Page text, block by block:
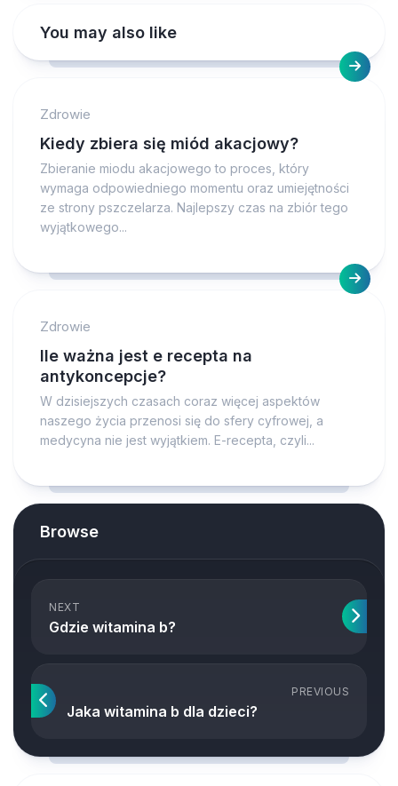
You may also like
Zdrowie
Kiedy zbiera się miód akacjowy?
Zbieranie miodu akacjowego to proces, który
wymaga odpowiedniego momentu oraz umiejętności
ze strony pszczelarza. Najlepszy czas na zbiór tego
wyjątkowego...
Zdrowie
Ile ważna jest e recepta na
antykoncepcje?
W dzisiejszych czasach coraz więcej aspektów
naszego życia przenosi się do sfery cyfrowej, a
medycyna nie jest wyjątkiem. E-recepta, czyli...
Browse
NEXT
Gdzie witamina b?
PREVIOUS
Jaka witamina b dla dzieci?